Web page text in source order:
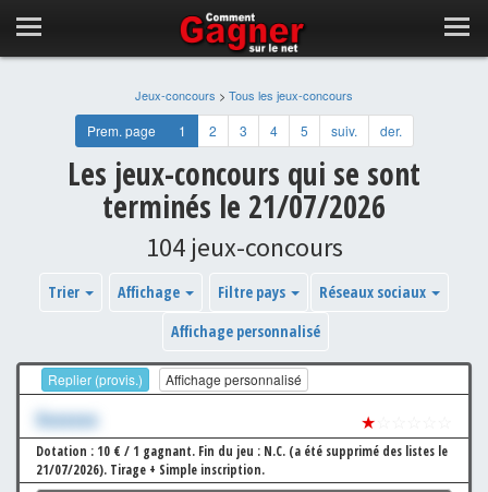
Jeux-concours > Tous les jeux-concours
Prem. page 1 2 3 4 5 suiv. der.
Les jeux-concours qui se sont
terminés le 21/07/2026
104 jeux-concours
Trier Affichage Filtre pays
Réseaux sociaux
Affichage personnalisé
Replier (provis.) Affichage personnalisé
Xxxxxxx ★
Dotation : 10 € / 1 gagnant. Fin du jeu : N.C. (a été supprimé des listes le
21/07/2026). Tirage + Simple inscription.